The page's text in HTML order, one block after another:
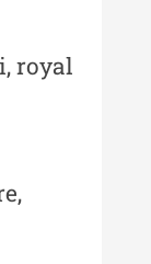
royal